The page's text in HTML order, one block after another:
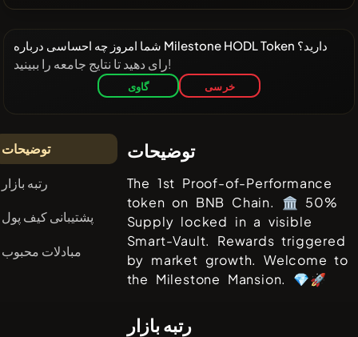
شما امروز چه احساسی درباره Milestone HODL Token دارید؟
رای دهید تا نتایج جامعه را ببینید!
گاوی خرسی
توضیحات
رتبه بازار
پشتیبانی کیف پول
مبادلات محبوب
توضیحات
The 1st Proof-of-Performance
token on BNB Chain. 🏛️ 50%
Supply locked in a visible
Smart-Vault. Rewards triggered
by market growth. Welcome to
the Milestone Mansion. 💎🚀
رتبه بازار